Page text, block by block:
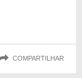
COMPARTILHAR